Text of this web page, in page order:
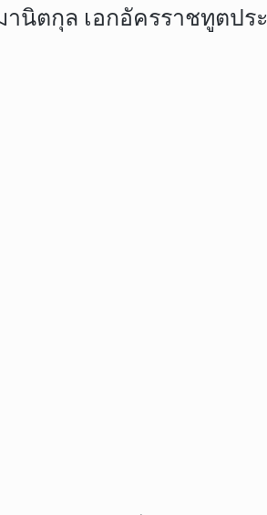
นิตกุล เอกอัครราชทูตปร